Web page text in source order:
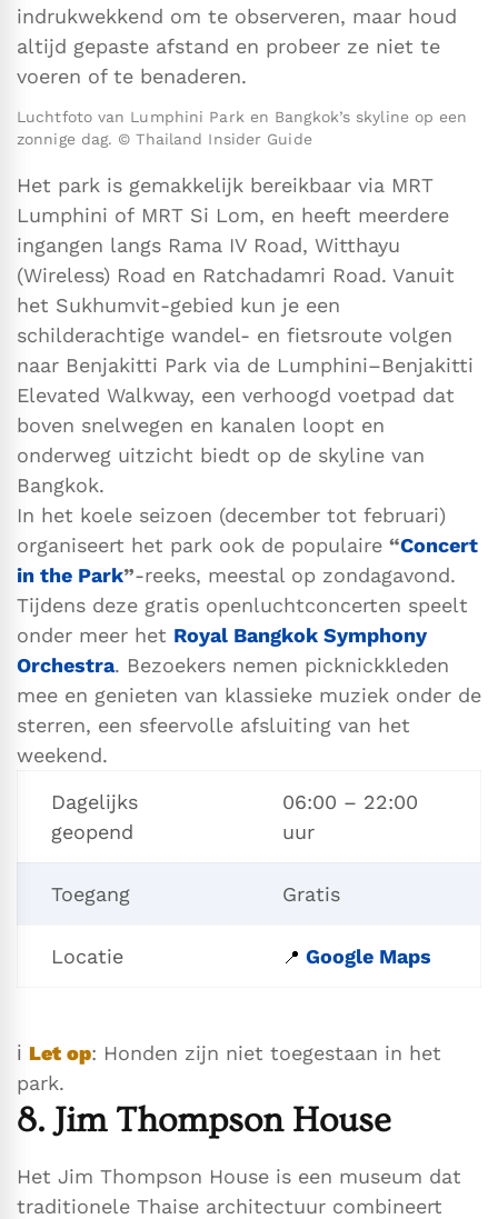
indrukwekkend om te observeren, maar houd
altijd gepaste afstand en probeer ze niet te
voeren of te benaderen.
Luchtfoto van Lumphini Park en Bangkok’s skyline op een
zonnige dag. © Thailand Insider Guide
Het park is gemakkelijk bereikbaar via MRT
Lumphini of MRT Si Lom, en heeft meerdere
ingangen langs Rama IV Road, Witthayu
(Wireless) Road en Ratchadamri Road. Vanuit
het Sukhumvit-gebied kun je een
schilderachtige wandel- en fietsroute volgen
naar Benjakitti Park via de Lumphini–Benjakitti
Elevated Walkway, een verhoogd voetpad dat
boven snelwegen en kanalen loopt en
onderweg uitzicht biedt op de skyline van
Bangkok.
In het koele seizoen (december tot februari)
organiseert het park ook de populaire “Concert
in the Park”-reeks, meestal op zondagavond.
Tijdens deze gratis openluchtconcerten speelt
onder meer het Royal Bangkok Symphony
Orchestra. Bezoekers nemen picknickkleden
mee en genieten van klassieke muziek onder de
sterren, een sfeervolle afsluiting van het
weekend.
Dagelijks
geopend
06:00 – 22:00
uur
Toegang Gratis
Locatie 📍 Google Maps
ℹ️ Let op: Honden zijn niet toegestaan in het
park.
8. Jim Thompson House
Het Jim Thompson House is een museum dat
traditionele Thaise architectuur combineert